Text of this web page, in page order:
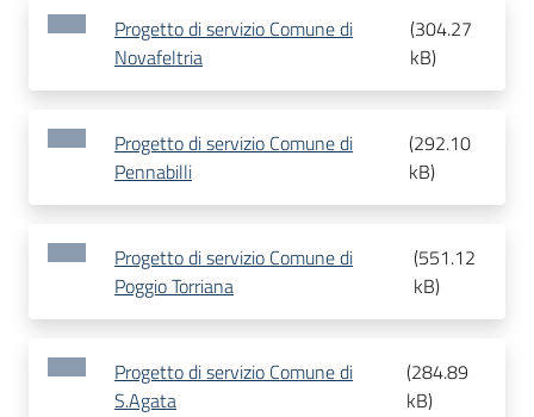
Progetto di servizio Comune di
Novafeltria
(304.27
kB)
Progetto di servizio Comune di
Pennabilli
(292.10
kB)
Progetto di servizio Comune di
Poggio Torriana
(551.12
kB)
Progetto di servizio Comune di
S.Agata
(284.89
kB)